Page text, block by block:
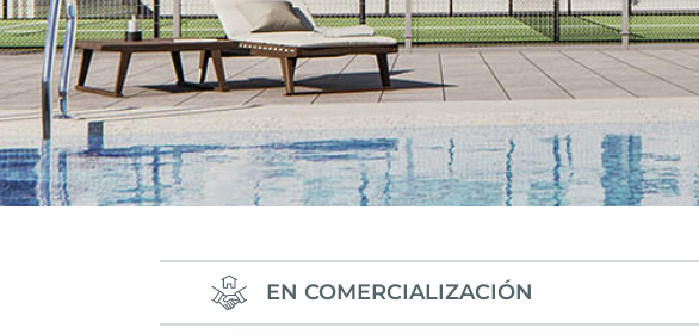
EN COMERCIALIZACIÓN